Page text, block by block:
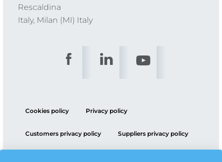
Rescaldina
Italy, Milan (MI) Italy
Cookies policy Privacy policy
Customers privacy policy Suppliers privacy policy